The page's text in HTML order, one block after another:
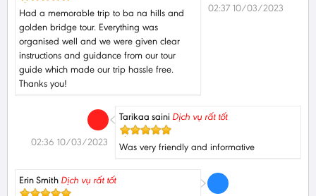
Had a memorable trip to ba na hills and
golden bridge tour. Everything was
organised well and we were given clear
instructions and guidance from our tour
guide which made our trip hassle free.
Thanks you!
02:37 10/03/2023
Tarikaa saini Dịch vụ rất tốt
Was very friendly and informative
02:36 10/03/2023
Erin Smith Dịch vụ rất tốt